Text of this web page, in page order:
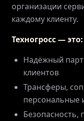
организации
каждому клиенту.
Техногросс — это:
Надёжный
клиентов
Трансферы,
персональные
Безопасность,